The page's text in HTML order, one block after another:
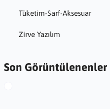
Tüketim-Sarf-Aksesuar
Zirve Yazılım
Son Görüntülenenler